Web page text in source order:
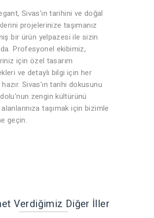
Sivas'ın tarihini ve doğal
projelerinize taşımanız
bir ürün yelpazesi ile sizin
Profesyonel ekibimiz,
için özel tasarım
ve detaylı bilgi için her
Sivas'ın tarihi dokusunu
zengin kültürünü
taşımak için bizimle
geçin.
Verdiğimiz Diğer İller